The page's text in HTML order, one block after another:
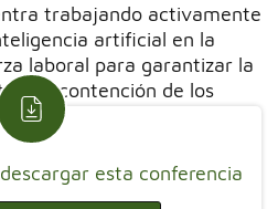
trabajando activamente
artificial en la
laboral para garantizar la
y la contención de los
esta conferencia